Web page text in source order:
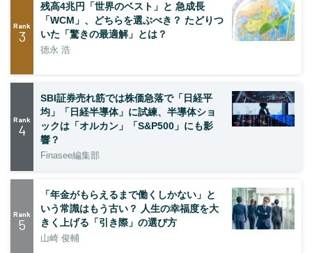
Rank
3
残高4兆円「世界のベスト」と 急成長
「WCM」、どちらを選ぶべき？ たどりつ
いた「驚きの最適解」とは？
徳永 浩
Rank
4
SBI証券売れ筋では株価急落で「日経平
均」「日経半導体」に試練、半導体ショ
ックは「オルカン」「S&P500」にも影
響？
Finasee編集部
Rank
5
「年金がもらえるまで働くしかない」と
いう常識はもう古い？ 人生の幸福度を大
きく上げる「引き際」の選び方
山崎 俊輔